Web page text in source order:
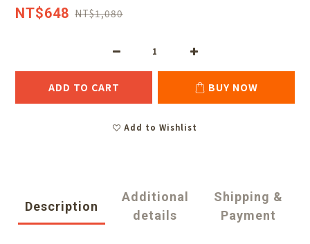
NT$648 NT$1,080
ADD TO CART BUY NOW
Add to Wishlist
Description
Additional
details
Shipping &
Payment